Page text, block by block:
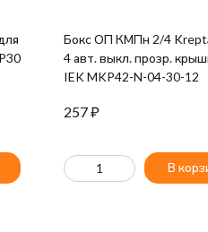
Бокс ОП КМПн 2/4 Krepta 3 для
4 авт. выкл. прозр.
IEK MKP42-N-04-30-12
257₽
В